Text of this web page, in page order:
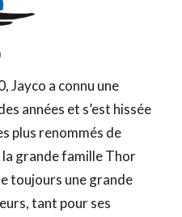
Jayco a connu une
années et s’est hissée
plus renommés de
la grande famille Thor
toujours une grande
tant pour ses